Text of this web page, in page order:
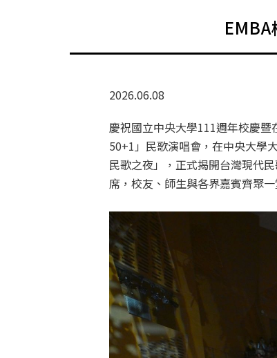
2026.06.08
慶祝國立中央大學111週年校慶
50+1」民歌演唱會，在中央大學
民歌之夜」，正式揭開台灣現代
席，校友、師生與各界嘉賓齊聚